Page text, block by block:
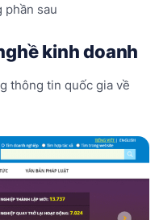
phần sau
kinh doanh
thông tin quốc gia về